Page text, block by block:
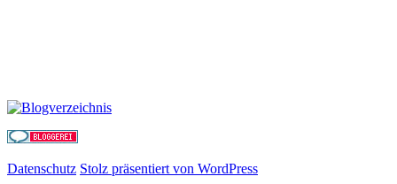
Datenschutz Stolz präsentiert von WordPress